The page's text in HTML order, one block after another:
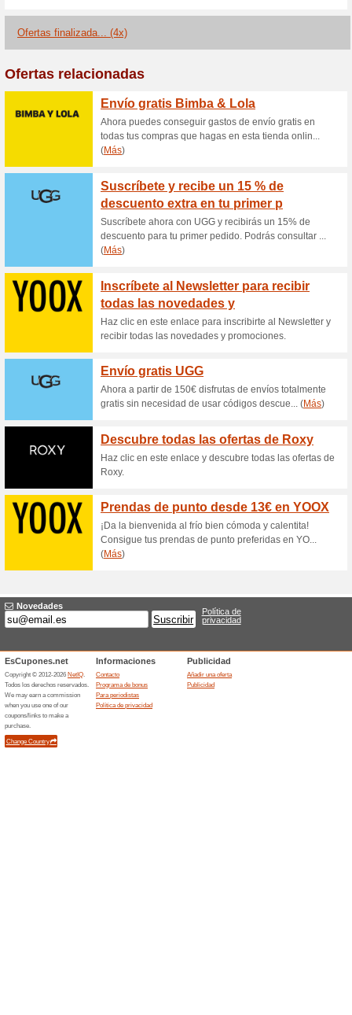
Descubre el
acumul
43% ha funcionado
¡No dejes pasar esta
del nuevo programa de
ahorrar como nunca.
Hasta un 35 % de
Promocione
100% ha funcionado Ofertas
Haz clic y disfruta de hasta
selección de productos en la
entra en la web ya y ahorra
Descubre el
acumu
100% ha funcionado